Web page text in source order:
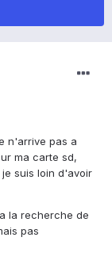
n'arrive pas a
ma carte sd,
suis loin d'avoir
la recherche de
pas